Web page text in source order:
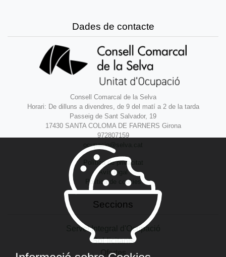
Dades de contacte
Consell Comarcal de la Selva
Horari: De dilluns a divendres, de 9 del matí a 2 de la tarda
Passeig de Sant Salvador, 19
17430 SANTA COLOMA DE FARNERS Girona
972807159
ocupacio@selva.cat
Política de privacitat
Avís legal
Política de cookies
Seccions
Servei Integral d'Ocupació
Sol·licitants
Ofertes